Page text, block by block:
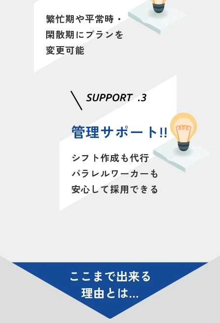
繁忙期や平常時・
閑散期に プランを
変更可能
管理サポート!!
シフト作成も代行
パラレルワーカーも
安心して採用できる